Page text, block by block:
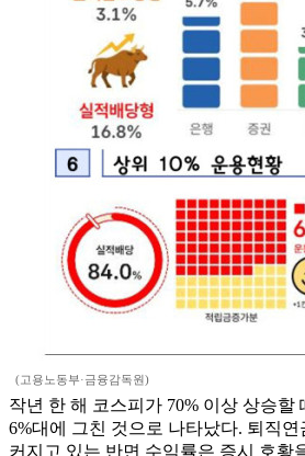
(고용노동부·금융감독원)
작년 한 해 코스피가 70% 이상 상승할
6%대에 그친 것으로 나타났다. 퇴직연
커지고 있는 반면 수익률은 증시 호황